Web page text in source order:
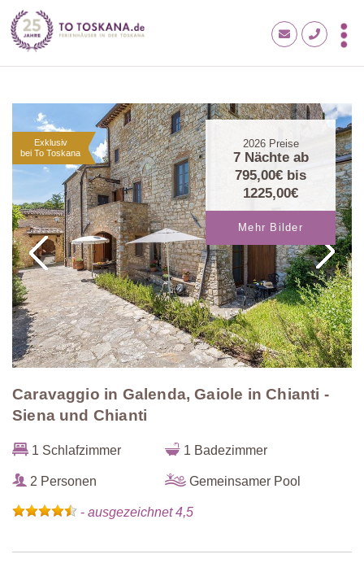
Exklusiv
bei To Toskana
2026Preise
7 Nächte ab
795,00€ bis
1225,00€
Mehr Bilder
Caravaggio in Galenda, Gaiole in Chianti -
Siena und Chianti
1 Schlafzimmer 1 Badezimmer
2 Personen Gemeinsamer Pool
- ausgezeichnet 4,5